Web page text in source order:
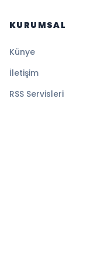
KURUMSAL
Künye
İletişim
RSS Servisleri